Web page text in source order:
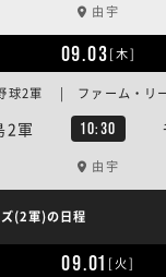
由宇
09.03[木]
2軍 10:30
球2軍 | ファーム・リ
由宇
(2軍)の日程
09.01 [火]